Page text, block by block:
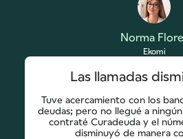
Norma
Ekomi
Las llamadas
Tuve acercamiento con los
deudas; pero no llegué a
contraté Curadeuda y el
disminuyó de manera